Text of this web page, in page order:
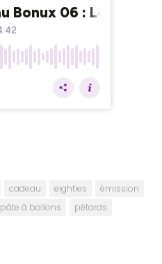
cadeau eighties
émission
pâte à ballons
pétards